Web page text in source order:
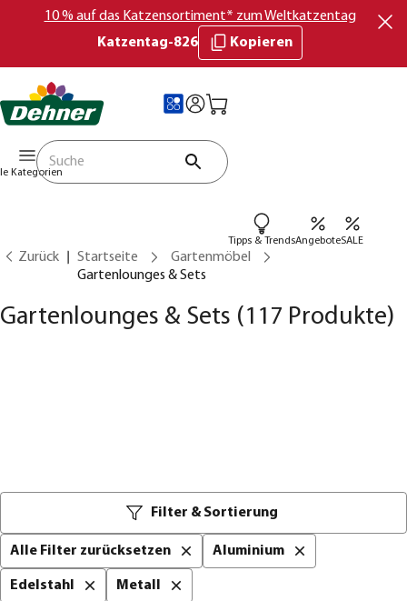
10 % auf das Katzensortiment* zum Weltkatzentag
Katzentag-826
Kopieren
Kategorien
Tipps & TrendsAngeboteSALE
Zurück Startseite
Gartenmöbel
Gartenlounges & Sets
Gartenlounges & Sets (117 Produkte)
Filter & Sortierung
Alle Filter zurücksetzen Aluminium
Edelstahl Metall